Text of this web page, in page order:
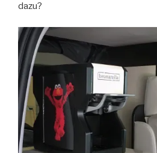
dazu?